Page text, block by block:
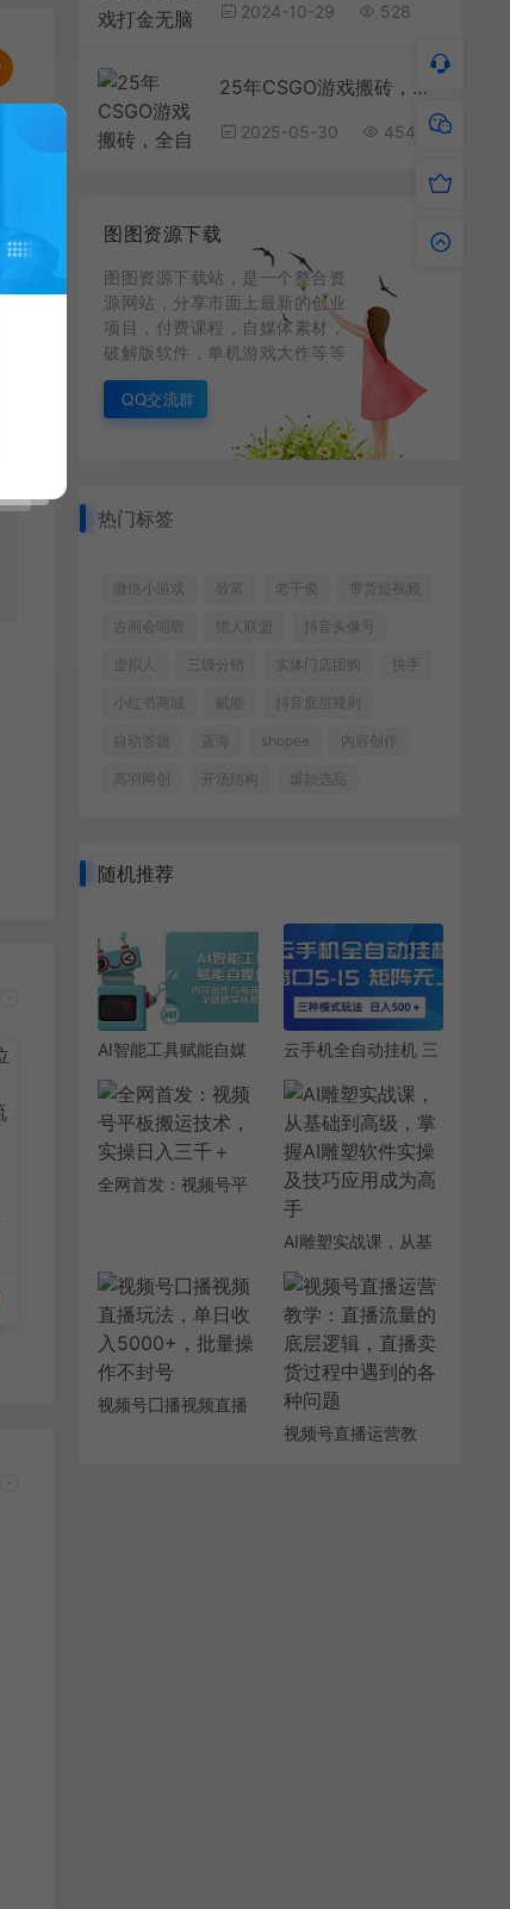
2024-10-29 528
25年CSGO游戏搬砖，全自动挂机，不需要玩游戏，手机操作日入300+。(不是汇率搬砖)
2025-05-30 454
图图资源下载
图图资源下载站，是一个整合资
源网站，分享市面上最新的创业
项目，付费课程，自媒体素材，
破解版软件，单机游戏大作等等
QQ交流群
热门标签
微信小游戏 致富 老干俊 带货短视频
古画会唱歌 猎人联盟 抖音头像号
虚拟人 三级分销 实体门店团购 快手
小红书商城 赋能 抖音底层规则
自动答题 蓝海 shopee 内容创作
高羽网创 开场结构 爆款选品
随机推荐
AI智能工具赋能自媒
运营，全链路实战教
学
云手机全自动挂机 三
500+
全网首发：视频号平
AI雕塑实战课，从基
塑软件实操及技巧应
用成为高手
视频号囗播视频直播
视频号直播运营教